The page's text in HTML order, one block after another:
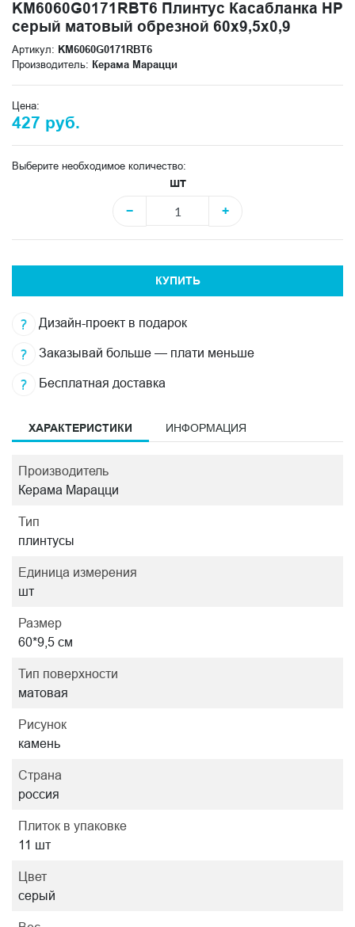
KM6060G0171RBT6 Плинтус Касабланка HP
серый матовый обрезной 60x9,5x0,9
Артикул: KM6060G0171RBT6
Производитель: Керама Марацци
Цена:
427 руб.
Выберите необходимое количество:
шт
−
+
КУПИТЬ
Дизайн-проект в подарок
Заказывай больше — плати меньше
Бесплатная доставка
ХАРАКТЕРИСТИКИ ИНФОРМАЦИЯ
Производитель
Керама Марацци
Тип
плинтусы
Единица измерения
шт
Размер
60*9,5 см
Тип поверхности
матовая
Рисунок
камень
Страна
россия
Плиток в упаковке
11 шт
Цвет
серый